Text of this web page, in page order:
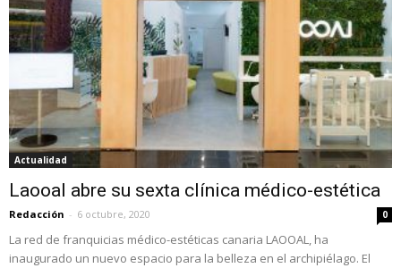
Actualidad
Laooal abre su sexta clínica médico-estética
Redacción - 6 octubre, 2020 0
La red de franquicias médico-estéticas canaria LAOOAL, ha
inaugurado un nuevo espacio para la belleza en el archipiélago. El